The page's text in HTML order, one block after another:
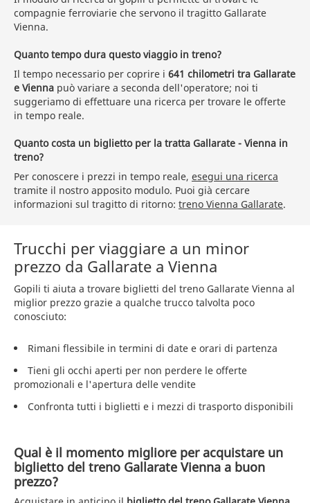
compagnie ferroviarie che servono il tragitto Gallarate
Vienna.
Quanto tempo dura questo viaggio in treno?
Il tempo necessario per coprire i 641 chilometri tra Gallarate
e Vienna può variare a seconda dell'operatore; noi ti
suggeriamo di effettuare una ricerca per trovare le offerte
in tempo reale.
Quanto costa un biglietto per la tratta Gallarate - Vienna in
treno?
Per conoscere i prezzi in tempo reale, esegui una ricerca
tramite il nostro apposito modulo. Puoi già cercare
informazioni sul tragitto di ritorno: treno Vienna Gallarate.
Trucchi per viaggiare a un minor
prezzo da Gallarate a Vienna
Gopili ti aiuta a trovare biglietti del treno Gallarate Vienna al
miglior prezzo grazie a qualche trucco talvolta poco
conosciuto:
Rimani flessibile in termini di date e orari di partenza
Tieni gli occhi aperti per non perdere le offerte
promozionali e l'apertura delle vendite
Confronta tutti i biglietti e i mezzi di trasporto disponibili
Qual è il momento migliore per acquistare un
biglietto del treno Gallarate Vienna a buon
prezzo?